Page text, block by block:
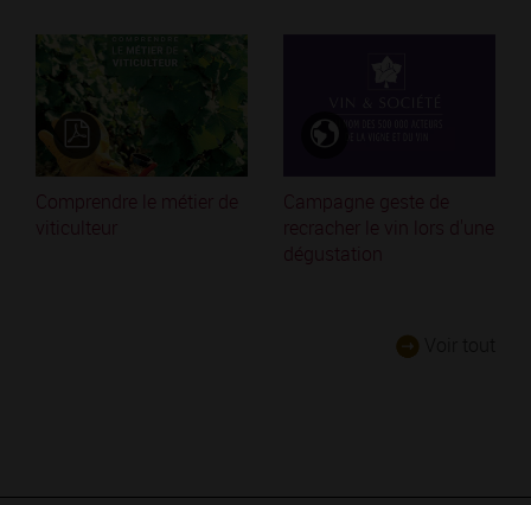
Comprendre le métier de
viticulteur
Campagne geste de
recracher le vin lors d'une
dégustation